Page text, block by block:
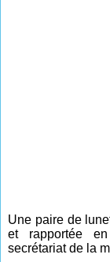
Une paire de
et rapportée
secrétariat de la